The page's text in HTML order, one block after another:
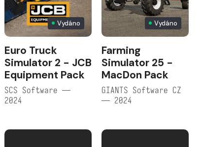
Vydáno
Euro Truck
Simulator 2 - JCB
Equipment Pack
SCS Software —
2024
Vydáno
Farming
Simulator 25 -
MacDon Pack
GIANTS Software CZ
— 2024